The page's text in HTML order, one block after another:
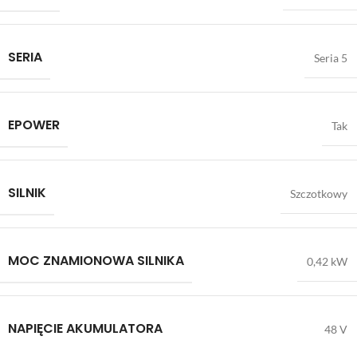
SERIA Seria 5
EPOWER Tak
SILNIK Szczotkowy
MOC ZNAMIONOWA SILNIKA 0,42 kW
NAPIĘCIE AKUMULATORA 48 V